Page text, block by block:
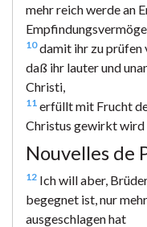
mehr reich werde an
10damit ihr zu prüfen
daß ihr lauter und
Christi,
11 erfüllt mit Frucht
Christus gewirkt wird
Nouvelles de
12 Ich will aber,
begegnet ist, nur
ausgeschlagen hat